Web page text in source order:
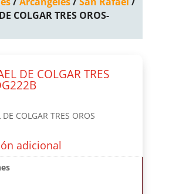
COLGAR TRES OROS-
DE COLGAR TRES
COLGAR TRES OROS
adicional